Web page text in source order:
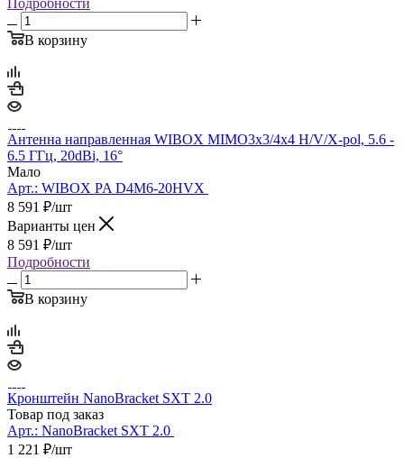
В корзину
Антенна направленная WIBOX MIMO3x3/4x4 H/V/X-pol, 5.6 -
6.5 ГГц, 20dBi, 16°
Мало
Арт.: WIBOX PA D4M6-20HVX
8 591 ₽/шт
Варианты цен
8 591 ₽/шт
Подробности
В корзину
Кронштейн NanoBracket SXT 2.0
Товар под заказ
Арт.: NanoBracket SXT 2.0
1 221 ₽/шт